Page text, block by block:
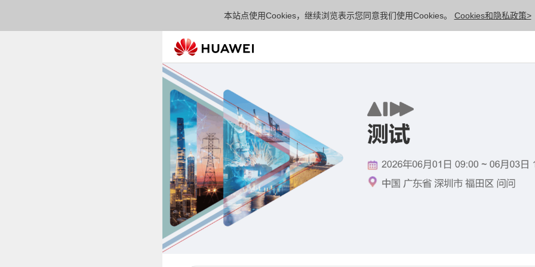
本站点使用Cookies，继续浏览表示您同意我们使用Cookies。 Cookies和隐私政策>